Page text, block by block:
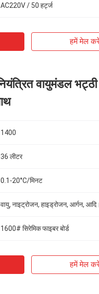
AC220V / 50 हर्ट्ज
हमें मेल
वायुमंडल
1400
36 लीटर
0.1-20°C/मिनट
वायु, नाइट्रोजन, हाइड्रोजन, आर्गन,
1600# सिरेमिक फाइबर बोर्ड
हमें मेल